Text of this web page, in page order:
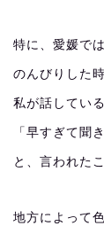
特に、愛媛では
のんびりした
私が話してい
「早すぎて聞
と、言われた
地方によって